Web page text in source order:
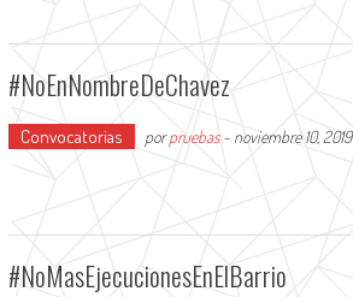
#NoEnNombreDeChavez
Convocatorias porpruebas- noviembre 10, 2019
#NoMasEjecucionesEnElBarrio